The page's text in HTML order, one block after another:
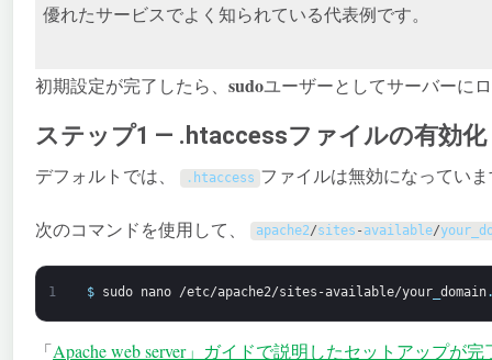
優れたサービスでよく知られている代表例です。
初期設定が完了したら、 sudoユーザーとしてサーバーに
ステップ1 — .htaccessファイルの有効化
デフォルトでは、 . htaccess ファイルは無効になってい
次のコマンドを使用して、 apache2/sites - available/
1 $ sudo nano /etc/apache2/sites-available/your_ domain
「Apache web server」ガイドで説明したセットアップが